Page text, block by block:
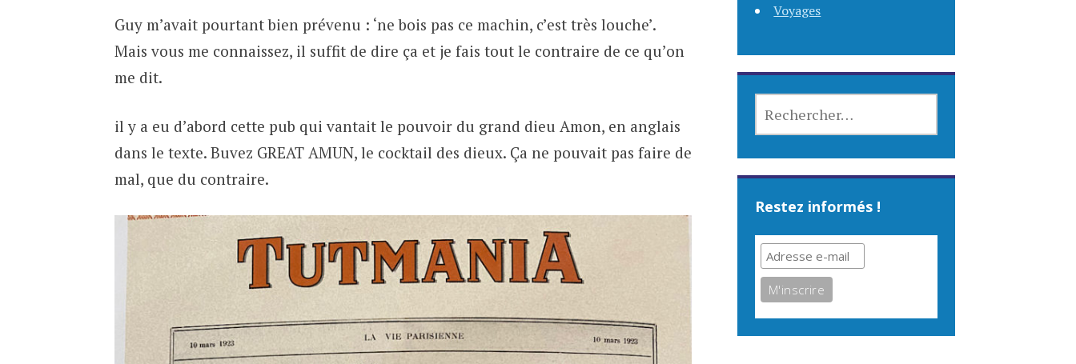
Guy m’avait pourtant bien prévenu : ‘ne bois pas ce machin, c’est très louche’.
Mais vous me connaissez, il suffit de dire ça et je fais tout le contraire de ce qu’on
me dit.
il y a eu d’abord cette pub qui vantait le pouvoir du grand dieu Amon, en anglais
dans le texte. Buvez GREAT AMUN, le cocktail des dieux. Ça ne pouvait pas faire de
mal, que du contraire.
Voyages
Restez informés !